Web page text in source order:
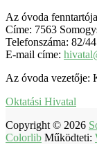
Az óvoda
Címe: 7563
Telefonszáma: 82/
E-mail címe:
Az óvoda vezetője:
Oktatási Hivatal
Copyright © 2026
Colorlib Működteti: